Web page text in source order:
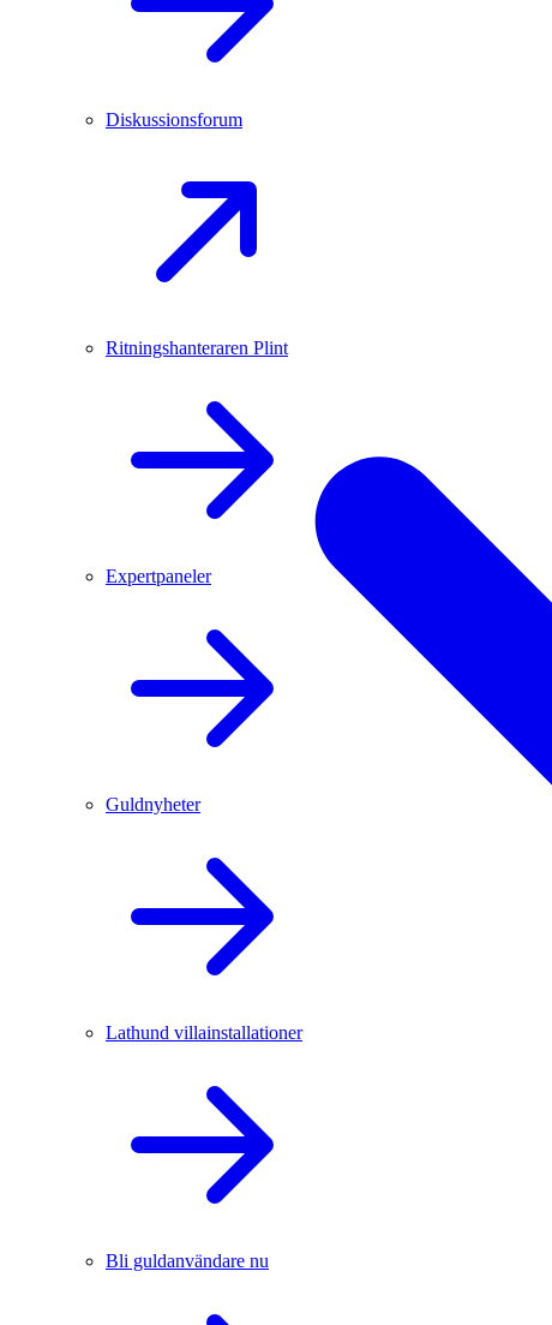
Diskussionsforum
Ritningshanteraren Plint
Expertpaneler
Guldnyheter
Lathund villainstallationer
Bli guldanvändare nu